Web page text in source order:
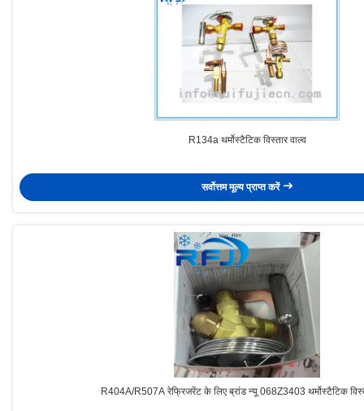
R134a थर्मोस्टैटिक विस्तार वाल्व
सर्वोत्तम मूल्य प्राप्त करें
R404A/R507A रेफ्रिजरेंट के लिए ब्रांड न्यू 068Z3403 थर्मोस्टैटिक